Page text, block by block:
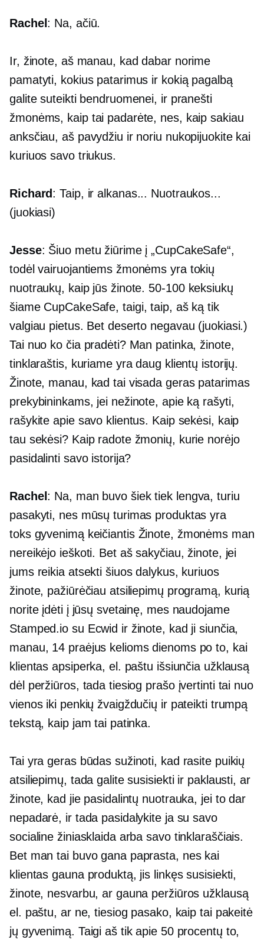
Rachel : Na, ačiū.
Ir, žinote, aš manau, kad dabar norime
pamatyti, kokius patarimus ir kokią pagalbą
galite suteikti bendruomenei, ir pranešti
žmonėms, kaip tai padarėte, nes, kaip sakiau
anksčiau, aš pavydžiu ir noriu nukopijuokite kai
kuriuos savo triukus.
Richard: Taip, ir alkanas... Nuotraukos...
(juokiasi)
Jesse: Šiuo metu žiūrime į „CupCakeSafe“,
todėl vairuojantiems žmonėms yra tokių
nuotraukų, kaip jūs žinote. 50-100keksiukų
šiame CupCakeSafe, taigi, taip, aš ką tik
valgiau pietus. Bet deserto negavau (juokiasi.)
Tai nuo ko čia pradėti? Man patinka, žinote,
tinklaraštis, kuriame yra daug klientų istorijų.
Žinote, manau, kad tai visada geras patarimas
prekybininkams, jei nežinote, apie ką rašyti,
rašykite apie savo klientus. Kaip sekėsi, kaip
tau sekėsi? Kaip radote žmonių, kurie norėjo
pasidalinti savo istorija?
Rachel : Na, man buvo šiek tiek lengva, turiu
pasakyti, nes mūsų turimas produktas yra
toks gyvenimą keičiantisŽinote, žmonėms man
nereikėjo ieškoti. Bet aš sakyčiau, žinote, jei
jums reikia atsekti šiuos dalykus, kuriuos
žinote, pažiūrėčiau atsiliepimų programą, kurią
norite įdėti į jūsų svetainę, mes naudojame
Stamped.io su Ecwid ir žinote, kad ji siunčia,
manau, 14 praėjus kelioms dienoms po to, kai
klientas apsiperka, el. paštu išsiunčia užklausą
dėl peržiūros, tada tiesiog prašo įvertinti tai nuo
vienos iki penkių žvaigždučių ir pateikti trumpą
tekstą, kaip jam tai patinka.
Tai yra geras būdas sužinoti, kad rasite puikių
atsiliepimų, tada galite susisiekti ir paklausti, ar
žinote, kad jie pasidalintų nuotrauka, jei to dar
nepadarė, ir tada pasidalykite ja su savo
socialine žiniasklaida arba savo tinklaraščiais.
Bet man tai buvo gana paprasta, nes kai
klientas gauna produktą, jis linkęs susisiekti,
žinote, nesvarbu, ar gauna peržiūros užklausą
el. paštu, ar ne, tiesiog pasako, kaip tai pakeitė
jų gyvenimą. Taigi aš tik apie 50 procentų to,